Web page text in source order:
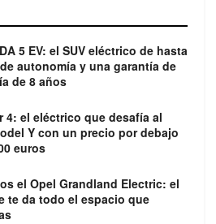
5 EV: el SUV eléctrico de hasta
autonomía y una garantía de
de 8 años
4: el eléctrico que desafía al
Y con un precio por debajo
euros
el Opel Grandland Electric: el
te da todo el espacio que